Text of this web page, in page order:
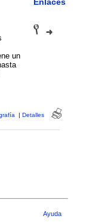
un
| Detalles
Ayuda